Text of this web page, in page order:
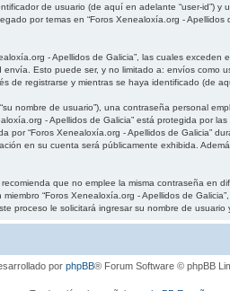
de usuario (de aquí en adelante “user-id”)
por temas en “Foros Xenealoxía.org -
- Apellidos de Galicia”, las cuales
Esto puede ser, y no limitado a: envíos como
de registrarse y mientras se haya identificado (de
nombre de usuario”), una contraseña personal
- Apellidos de Galicia” está protegida por
“Foros Xenealoxía.org - Apellidos de Galicia”
en su cuenta será públicamente exhibida.
que no emplee la misma contraseña en
“Foros Xenealoxía.org - Apellidos de
proceso le solicitará ingresar su nombre de
por phpBB® Forum Software © phpBB